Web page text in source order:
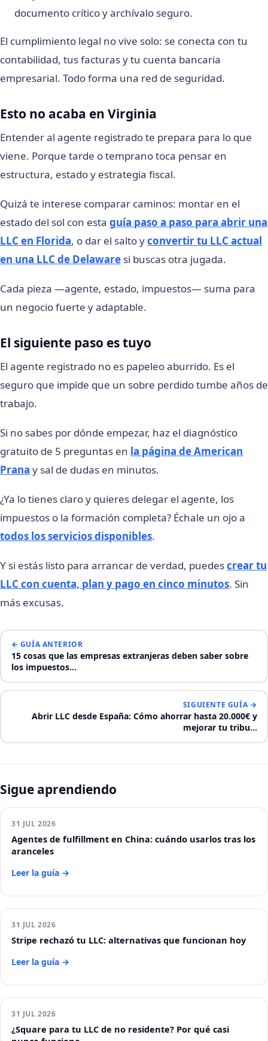
documento crítico y archívalo seguro.
El cumplimiento legal no vive solo: se conecta con tu
contabilidad, tus facturas y tu cuenta bancaria
empresarial. Todo forma una red de seguridad.
Esto no acaba en Virginia
Entender al agente registrado te prepara para lo que
viene. Porque tarde o temprano toca pensar en
estructura, estado y estrategia fiscal.
Quizá te interese comparar caminos: montar en el
estado del sol con esta guía paso a paso para abrir una
LLC en Florida, o dar el salto yconvertir tu LLC actual
en una LLC de Delaware si buscas otra jugada.
Cada pieza —agente, estado, impuestos— suma para
un negocio fuerte y adaptable.
El siguiente paso es tuyo
El agente registrado no es papeleo aburrido. Es el
seguro que impide que un sobre perdido tumbe años de
trabajo.
Si no sabes por dónde empezar, haz el diagnóstico
gratuito de 5 preguntas en la página de American
Prana y sal de dudas en minutos.
¿Ya lo tienes claro y quieres delegar el agente, los
impuestos o la formación completa? Échale un ojo a
todos los servicios disponibles.
Y si estás listo para arrancar de verdad, puedescrear tu
LLC con cuenta, plan y pago en cinco minutos. Sin
más excusas.
← GUÍA ANTERIOR
15 cosas que las empresas extranjeras deben saber sobre
los impuestos…
SIGUIENTE GUÍA →
Abrir LLC desde España: Cómo ahorrar hasta 20.000€ y
mejorar tu tribu…
Sigue aprendiendo
31 JUL 2026
Agentes de fulfillment en China: cuándo usarlos tras los
aranceles
Leer la guía →
31 JUL 2026
Stripe rechazó tu LLC: alternativas que funcionan hoy
Leer la guía →
31 JUL 2026
¿Square para tu LLC de no residente? Por qué casi